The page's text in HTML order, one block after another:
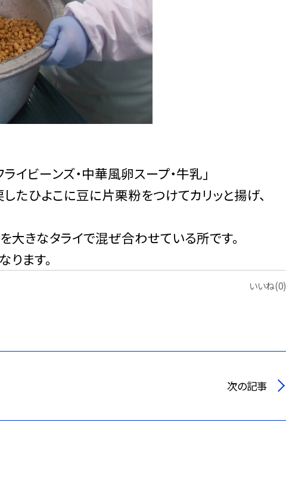
イビーンズ・中華風卵スープ・牛乳」
たひよこに豆に片栗粉をつけてカリッと揚げ、
きなタライで混ぜ合わせている所です。
ます。
いいね(0)
次の記事